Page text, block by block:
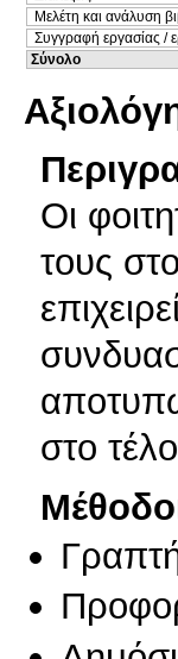
Μελέτη και ανάλυση
Συγγραφή εργασίας /
Σύνολο
Οι
τους
στο